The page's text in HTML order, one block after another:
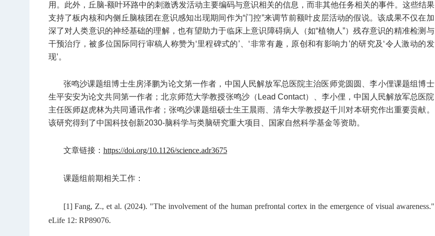
用。此外，丘脑-额叶环路中的刺激诱发活动主要编码与意识相关的信息，而非其他任务相关的事件。这些结果
支持了板内核和内侧丘脑核团在意识感知出现期间作为“门控”来调节前额叶皮层活动的假说。该成果不仅在加
深了对人类意识的神经基础的理解，也有望助力于临床上意识障碍病人（如“植物人”）残存意识的精准检测与
干预治疗，被多位国际同行审稿人称赞为‘里程碑式的’、‘非常有趣，原创和有影响力’的研究及‘令人激动的发
现’。
张鸣沙课题组博士生房泽鹏为论文第一作者，中国人民解放军总医院主治医师党圆圆、李小俚课题组博士
生平安安为论文共同第一作者；北京师范大学教授张鸣沙（Lead Contact）、李小俚，中国人民解放军总医院
主任医师赵虎林为共同通讯作者；张鸣沙课题组硕士生王晨雨、清华大学教授赵千川对本研究作出重要贡献。
该研究得到了中国科技创新2030-脑科学与类脑研究重大项目、国家自然科学基金等资助。
文章链接： https://doi.org/10.1126/science.adr3675
课题组前期相关工作：
[1] Fang, Z., et al. (2024). "The involvement of the human prefrontal cortex in the emergence of visual awareness."
eLife 12: RP89076.